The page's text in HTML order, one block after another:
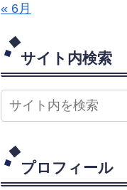
« 6月
サイト内検索
プロフィール